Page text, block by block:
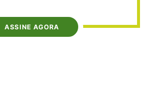
ASSINE AGORA